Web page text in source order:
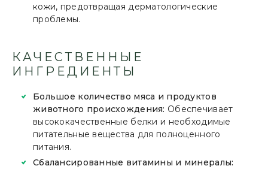
кожи, предотвращая дерматологические
проблемы.
КАЧЕСТВЕННЫЕ
ИНГРЕДИЕНТЫ
Большое количество мяса и продуктов
животного происхождения: Обеспечивает
высококачественные белки и необходимые
питательные вещества для полноценного
питания.
Сбалансированные витамины и минералы: